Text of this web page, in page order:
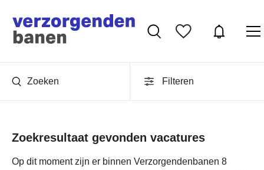
Zoeken Filteren
Zoekresultaat gevonden vacatures
Op dit moment zijn er binnen Verzorgendenbanen 8